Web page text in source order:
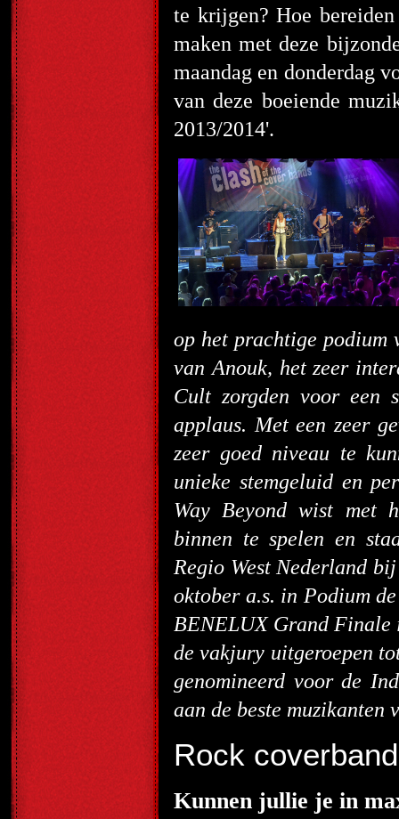
te krijgen? Hoe
maken met deze
maandag en donderdag
van deze boeiende
2013/2014'.
op het prachtige podium
van Anouk, het zeer
Cult zorgden voor een
applaus. Met een zeer
zeer goed niveau te
unieke stemgeluid en
Way Beyond wist met
binnen te spelen en
Regio West Nederland
oktober a.s. in Podium
BENELUX Grand Finale
de vakjury uitgeroepen
genomineerd voor de
aan de beste muzikanten
Rock
Kunnen jullie je in